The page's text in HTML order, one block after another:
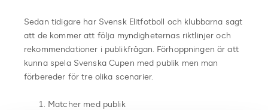
Sedan tidigare har Svensk Elitfotboll och klubbarna sagt
att de kommer att följa myndigheternas riktlinjer och
rekommendationer i publikfrågan. Förhoppningen är att
kunna spela Svenska Cupen med publik men man
förbereder för tre olika scenarier.
Matcher med publik